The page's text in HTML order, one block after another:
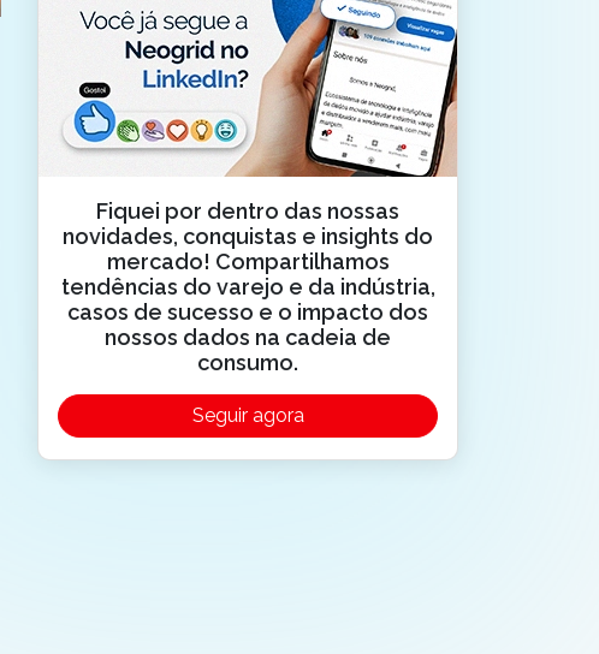
Fiquei por dentro das nossas
novidades, conquistas e insights do
mercado! Compartilhamos
tendências do varejo e da indústria,
casos de sucesso e o impacto dos
nossos dados na cadeia de
consumo.
Seguir agora